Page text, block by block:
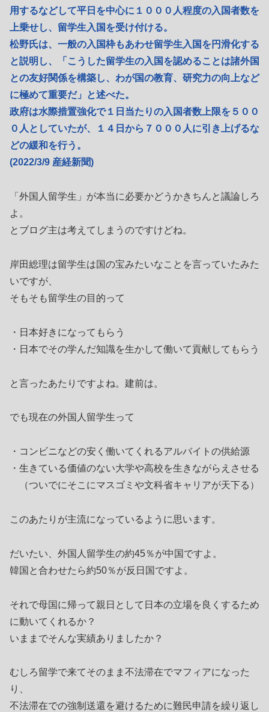
用するなどして平日を中心に１０００人程度の入国者数を
上乗せし、留学生入国を受け付ける。
松野氏は、一般の入国枠もあわせ留学生入国を円滑化する
と説明し、「こうした留学生の入国を認めることは諸外国
との友好関係を構築し、わが国の教育、研究力の向上など
に極めて重要だ」と述べた。
政府は水際措置強化で１日当たりの入国者数上限を５００
０人としていたが、１４日から７０００人に引き上げるな
どの緩和を行う。
(2022/3/9 産経新聞)
「外国人留学生」が本当に必要かどうかきちんと議論しろ
よ。
とブログ主は考えてしまうのですけどね。
岸田総理は留学生は国の宝みたいなことを言っていたみた
いですが、
そもそも留学生の目的って
・日本好きになってもらう
・日本でその学んだ知識を生かして働いて貢献してもらう
と言ったあたりですよね。建前は。
でも現在の外国人留学生って
・コンビニなどの安く働いてくれるアルバイトの供給源
・生きている価値のない大学や高校を生きながらえさせる
（ついでにそこにマスゴミや文科省キャリアが天下る）
このあたりが主流になっているように思います。
だいたい、外国人留学生の約45％が中国ですよ。
韓国と合わせたら約50％が反日国ですよ。
それで母国に帰って親日として日本の立場を良くするため
に動いてくれるか？
いままでそんな実績ありましたか？
むしろ留学で来てそのまま不法滞在でマフィアになった
り、
不法滞在での強制送還を避けるために難民申請を繰り返し